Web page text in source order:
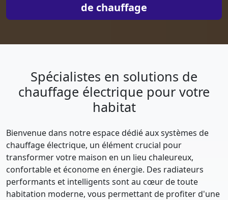
de chauffage
Spécialistes en solutions de
chauffage électrique pour votre
habitat
Bienvenue dans notre espace dédié aux systèmes de
chauffage électrique, un élément crucial pour
transformer votre maison en un lieu chaleureux,
confortable et économe en énergie. Des radiateurs
performants et intelligents sont au cœur de toute
habitation moderne, vous permettant de profiter d'une